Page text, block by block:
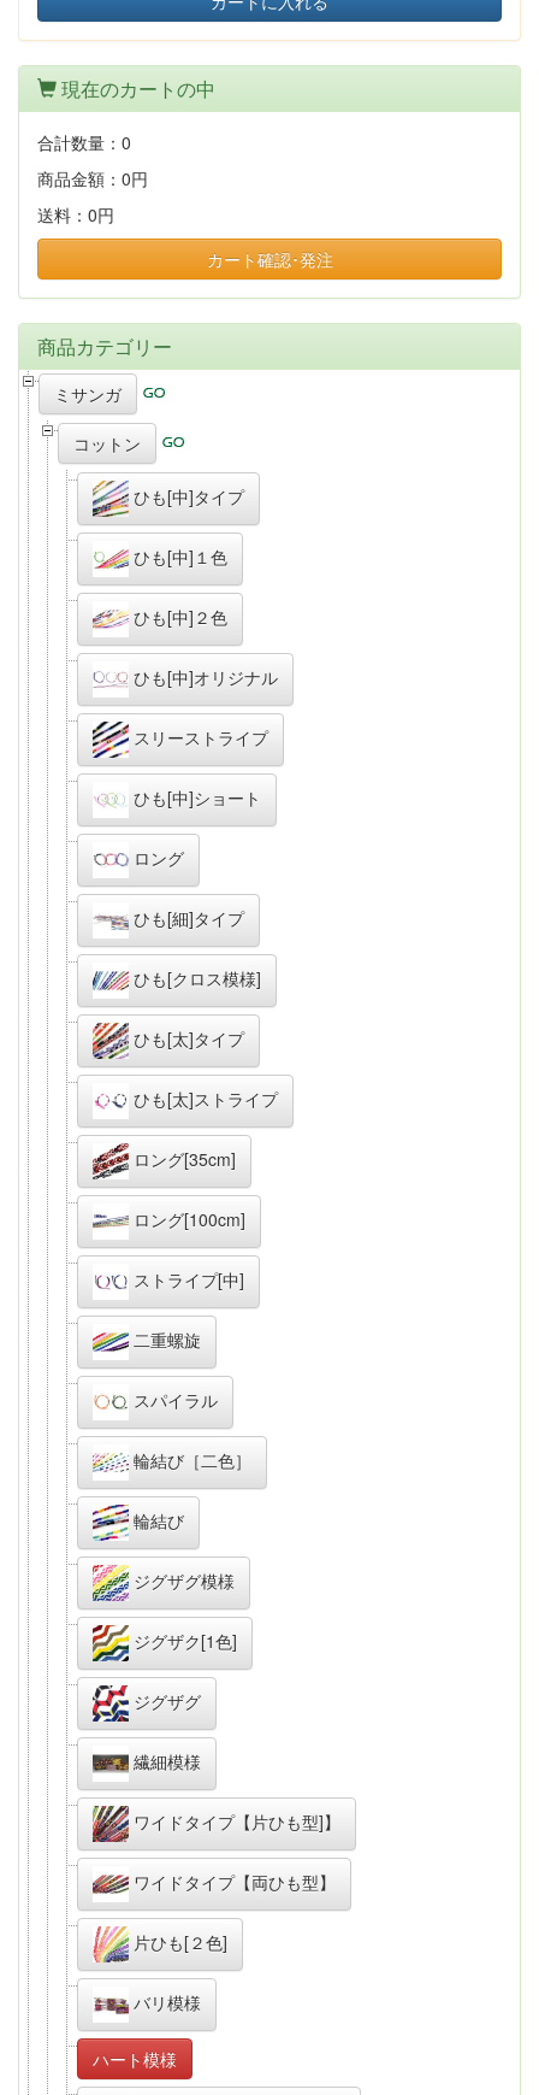
現在のカートの中
合計数量： 0
商品金額： 0円
送料： 0円
カート確認･発注
商品カテゴリー
ミサンガ
コットン
ひも[中]タイプ
ひも[中]１色
ひも[中]２色
ひも[中]オリジナル
スリーストライプ
ひも[中]ショート
ロング
ひも[細]タイプ
ひも[クロス模様]
ひも[太]タイプ
ひも[太]ストライプ
ロング[35cm]
ロング[100cm]
ストライプ[中]
二重螺旋
スパイラル
輪結び［二色］
輪結び
ジグザグ模様
ジグザク[1色]
ジグザグ
繊細模様
ワイドタイプ【片ひも型]】
ワイドタイプ【両ひも型】
片ひも[２色]
バリ模様
ハート模様